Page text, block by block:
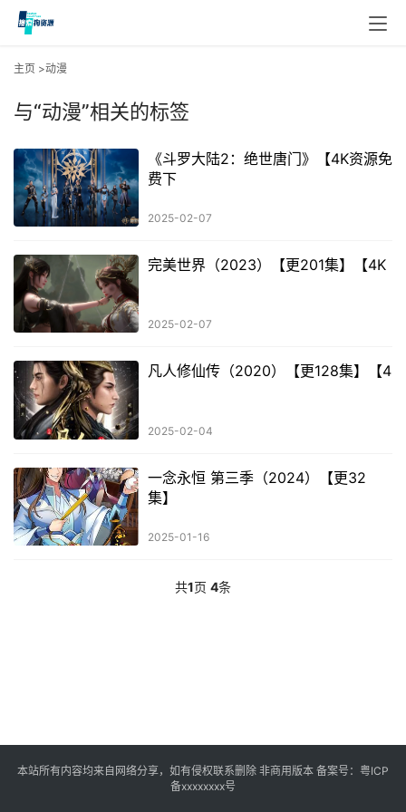
主页 >动漫
与“动漫”相关的标签
《斗罗大陆2：绝世唐门》【4K资源免
费下
2025-02-07
完美世界（2023）【更201集】【4K
2025-02-07
凡人修仙传（2020）【更128集】【4
2025-02-04
一念永恒 第三季（2024）【更32
集】
2025-01-16
共1页 4条
本站所有内容均来自网络分享，如有侵权联系删除 非商用版本 备案号： 粤ICP
备xxxxxxxx号